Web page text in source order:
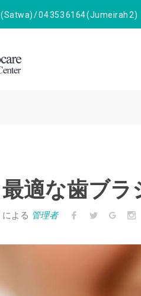
(Satwa)/04 353 6164(Jumeirah 2)
最適な歯ブラ
による 管理者